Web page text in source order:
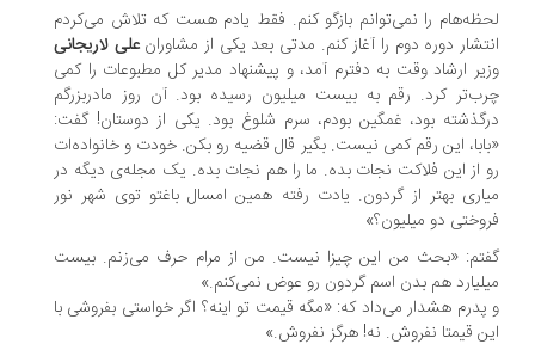
را نمی‌توانم بازگو کنم. فقط یادم هست که تلاش می‌کردم
دوره دوم را آغاز کنم. مدتی بعد یکی از مشاورانعلی لاریجانی
ارشاد وقت به دفترم آمد، و پیشنهاد مدیر کل مطبوعات را کمی
کرد. رقم به بیست میلیون رسیده بود. آن روز مادربزرگم
بود، غمگین بودم، سرم شلوغ بود. یکی از دوستان! گفت:
این رقم کمی نیست. بگیر قال قضیه رو بکن. خودت و خانواده‌ات
از این فلاکت نجات بده. ما را هم نجات بده. یک مجله‌ی دیگه در
بهتر از گردون. یادت رفته همین امسال باغتو توی شهر نور
دو میلیون؟»
«بحث من این چیزا نیست. من از مرام حرف می‌زنم. بیست
هم بدن اسم گردون رو عوض نمی‌کنم.»
هشدار می‌داد که: «مگه قیمت تو اینه؟ اگر خواستی بفروشی با
قیمتا نفروش. نه! هرگز نفروش.»